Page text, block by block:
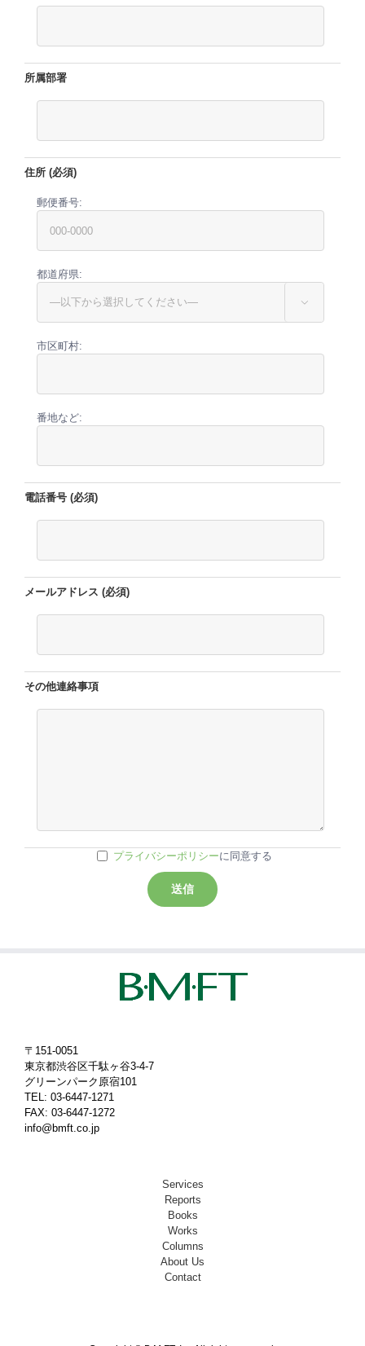
所属部署
住所 (必須)
郵便番号:
都道府県:

市区町村:
番地など:
電話番号 (必須)
メールアドレス (必須)
その他連絡事項
プライバシーポリシーに同意する
〒151-0051
東京都渋谷区千駄ヶ谷3-4-7
グリーンパーク原宿101
TEL: 03-6447-1271
FAX: 03-6447-1272
info@bmft.co.jp
Services
Reports
Books
Works
Columns
About Us
Contact